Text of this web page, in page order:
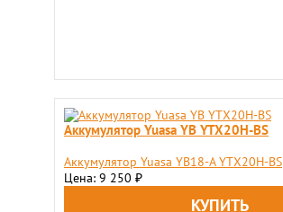
Аккумулятор Yuasa YB YTX20H-BS
Аккумулятор Yuasa YB18-A YTX20H-BS
Цена: 9 250 ₽